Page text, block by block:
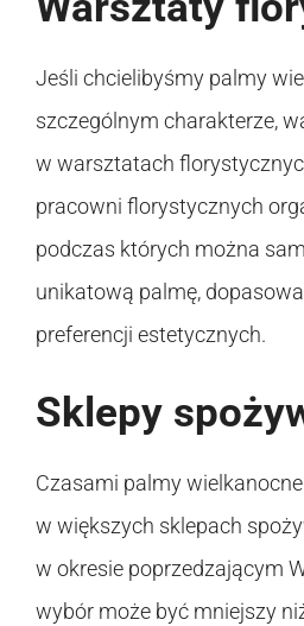
Jeśli chcielibyśmy palmy
szczególnym charakterze,
w warsztatach
pracowni florystycznych
podczas których można
unikatową palmę,
preferencji estetycznych.
Sklepy
Czasami palmy
w większych sklepach
w okresie poprzedzającym
wybór może być mniejszy